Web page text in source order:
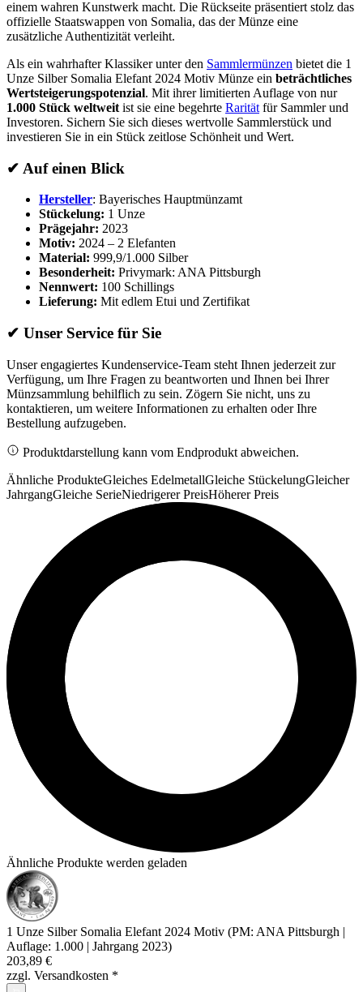
einem wahren Kunstwerk macht. Die Rückseite präsentiert stolz das
offizielle Staatswappen von Somalia, das der Münze eine
zusätzliche Authentizität verleiht.
Als ein wahrhafter Klassiker unter den Sammlermünzen bietet die 1
Unze Silber Somalia Elefant 2024 Motiv Münze ein beträchtliches
Wertsteigerungspotenzial. Mit ihrer limitierten Auflage von nur
1.000 Stück weltweit ist sie eine begehrte Rarität für Sammler und
Investoren. Sichern Sie sich dieses wertvolle Sammlerstück und
investieren Sie in ein Stück zeitlose Schönheit und Wert.
✔ Auf einen Blick
Hersteller: Bayerisches Hauptmünzamt
Stückelung: 1 Unze
Prägejahr: 2023
Motiv: 2024 – 2 Elefanten
Material: 999,9/1.000 Silber
Besonderheit: Privymark: ANA Pittsburgh
Nennwert: 100 Schillings
Lieferung: Mit edlem Etui und Zertifikat
✔ Unser Service für Sie
Unser engagiertes Kundenservice-Team steht Ihnen jederzeit zur
Verfügung, um Ihre Fragen zu beantworten und Ihnen bei Ihrer
Münzsammlung behilflich zu sein. Zögern Sie nicht, uns zu
kontaktieren, um weitere Informationen zu erhalten oder Ihre
Bestellung aufzugeben.
Produktdarstellung kann vom Endprodukt abweichen.
Ähnliche ProdukteGleiches EdelmetallGleiche StückelungGleicher
JahrgangGleiche SerieNiedrigerer PreisHöherer Preis
Ähnliche Produkte werden geladen
1 Unze Silber Somalia Elefant 2024 Motiv (PM: ANA Pittsburgh |
Auflage: 1.000 | Jahrgang 2023)
203,89 €
zzgl. Versandkosten *